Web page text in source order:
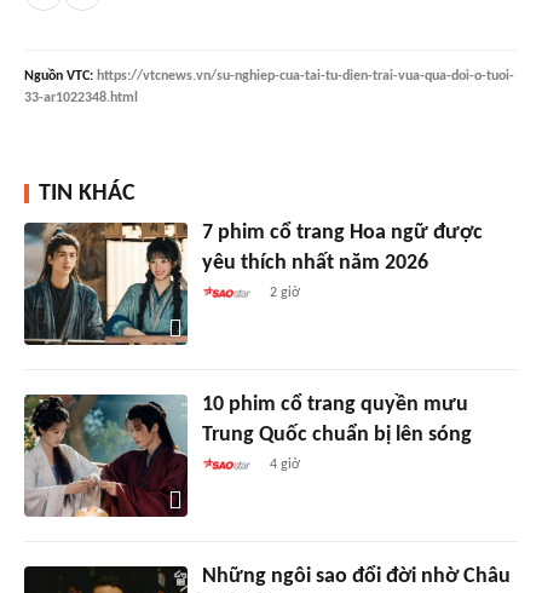
Nguồn VTC: https://vtcnews.vn/su-nghiep-cua-tai-tu-dien-trai-vua-qua-doi-o-tuoi-
33-ar1022348.html
TIN KHÁC
7 phim cổ trang Hoa ngữ được
yêu thích nhất năm 2026
2 giờ
10 phim cổ trang quyền mưu
Trung Quốc chuẩn bị lên sóng
4 giờ
Những ngôi sao đổi đời nhờ Châu